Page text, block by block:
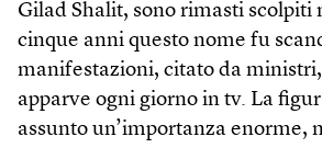
Gilad Shalit, sono rimasti scolpiti
cinque anni questo nome fu
manifestazioni, citato da
apparve ogni giorno in tv. La
assunto un’importanza enorme,